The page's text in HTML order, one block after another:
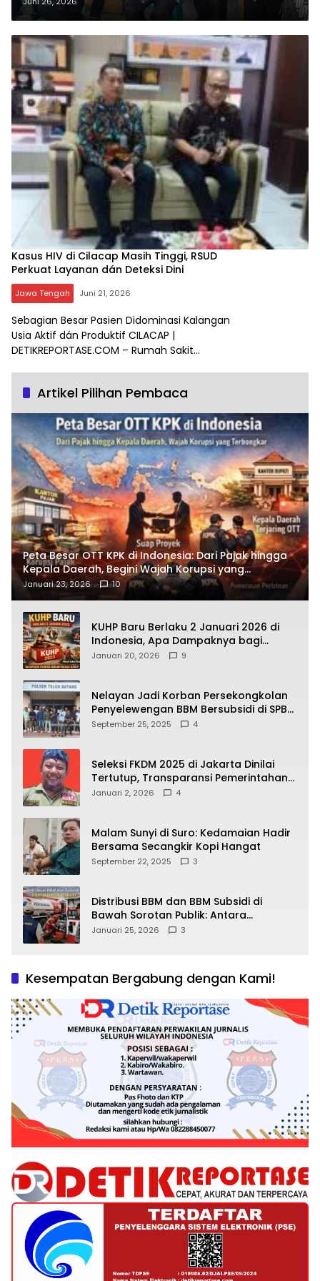
Purnawirawan dán Warakawuri?
Kasus HIV di Cilacap Masih Tinggi, RSUD
Perkuat Layanan dán Deteksi Dini
Jawa Tengah Juni 21, 2026
Sebagian Besar Pasien Didominasi Kalangan
Usia Aktif dán Produktif CILACAP |
DETIKREPORTASE.COM – Rumah Sakit…
Artikel Pilihan Pembaca
Peta Besar OTT KPK di Indonesia: Dari Pajak hingga
Kepala Daerah, Begini Wajah Korupsi yang
Terbongkar
Januari 23, 2026 10
KUHP Baru Berlaku 2 Januari 2026 di
Indonesia, Apa Dampaknya bagi
Kehidupan Warga? Ini Aturan Kunci
Januari 20, 2026 9
Nelayan Jadi Korban Persekongkolan
Penyelewengan BBM Bersubsidi di SPBU
64.78809 Teluk Batang
September 25, 2025 4
Seleksi FKDM 2025 di Jakarta Dinilai
Tertutup, Transparansi Pemerintahan
Pramono–Rano Dipertanyakan
Januari 2, 2026 4
Malam Sunyi di Suro: Kedamaian Hadir
Bersama Secangkir Kopi Hangat
September 22, 2025 3
Distribusi BBM dan BBM Subsidi di
Bawah Sorotan Publik: Antara
Kepentingan Negara, Hak Konsumen,
Januari 25, 2026 3
Kesempatan Bergabung dengan Kami!